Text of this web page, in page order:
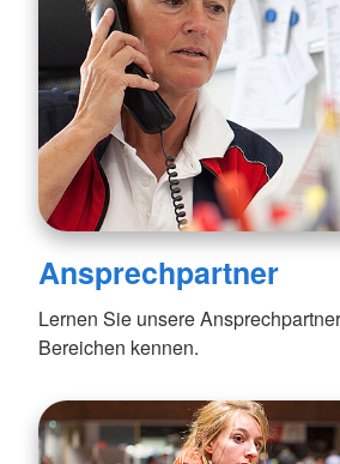
Ansprechpartner
Lernen Sie unsere
Bereichen kennen.